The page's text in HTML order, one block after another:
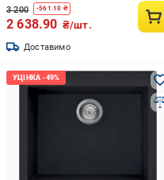
3 200 -561.10 ₴
2 638.90 ₴/шт.
Доставимо